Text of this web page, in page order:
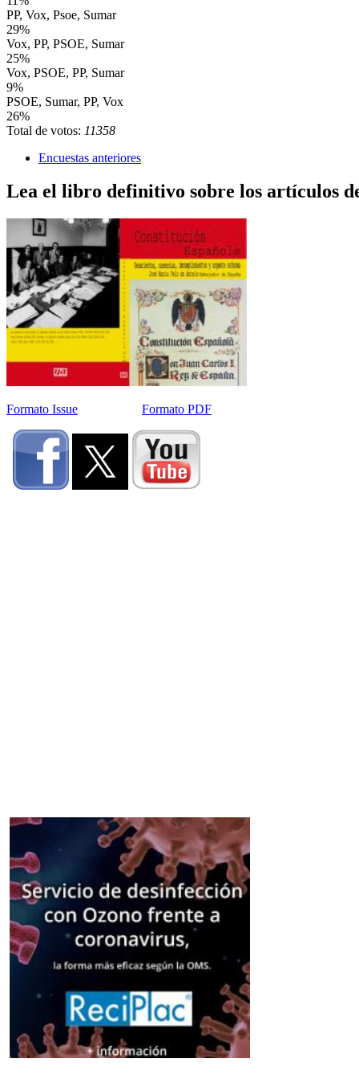
PP, Vox, Psoe, Sumar
29%
Vox, PP, PSOE, Sumar
25%
Vox, PSOE, PP, Sumar
9%
PSOE, Sumar, PP, Vox
26%
Total de votos: 11358
Encuestas anteriores
Lea el libro definitivo sobre los artículos
Formato Issue Formato PDF